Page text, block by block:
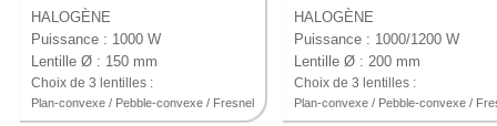
HALOGÈNE
Puissance : 1000 W
Lentille Ø : 150 mm
Choix de 3 lentilles :
Plan-convexe / Pebble-convexe / Fresnel
HALOGÈNE
Puissance : 1000/1200 W
Lentille Ø : 200 mm
Choix de 3 lentilles :
Plan-convexe / Pebble-convexe /